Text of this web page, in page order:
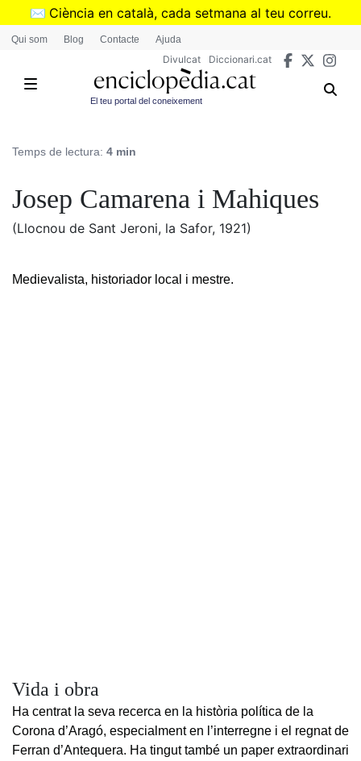
Vés
✉️ Ciència en català, cada setmana al teu correu.
➜Subscriu-te al butlletí de Divulcat
Qui som Blog Contacte Ajuda
Divulcat Diccionari.cat
El teu portal del coneixement
Temps de lectura: 4 min
Josep Camarena i Mahiques
(Llocnou de Sant Jeroni, la Safor, 1921)
Medievalista, historiador local i mestre.
Vida i obra
Ha centrat la seva recerca en la història política de la
Corona d’Aragó, especialment en l’interregne i el regnat de
Ferran d’Antequera. Ha tingut també un paper extraordinari